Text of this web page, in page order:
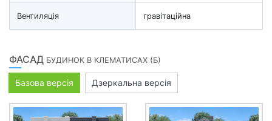
Вентиляція гравітаційна
ФАСАД БУДИНОК В КЛЕМАТИСАХ (Б)
Базова версія Дзеркальна версія